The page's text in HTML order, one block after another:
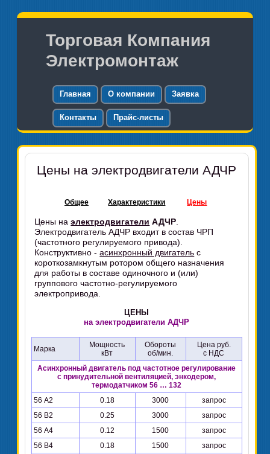
Торговая Компания
Электромонтаж
Главная О компании Заявка
Контакты Прайс-листы
Цены на электродвигатели АДЧР
Общее Характеристики Цены
Цены наэлектродвигатели АДЧР
Электродвигатель АДЧР входит в состав ЧРП
(частотного регулируемого привода).
Конструктивно -асинхронный двигатель с
короткозамкнутым ротором общего назначения
для работы в составе одиночного и (или)
группового частотно-регулируемого
электропривода.
ЦЕНЫ
на электродвигатели АДЧР
Марка
Мощность
кВт
Обороты
об/мин.
Цена руб.
с НДС
Асинхронный двигатель под частотное регулирование
с принудительной вентиляцией, энкодером,
термодатчиком 56 … 132
56 А2
0.18 3000
запрос
56 В2
0.25 3000
запрос
56 А4
0.12 1500
запрос
56 В4
0.18 1500
запрос